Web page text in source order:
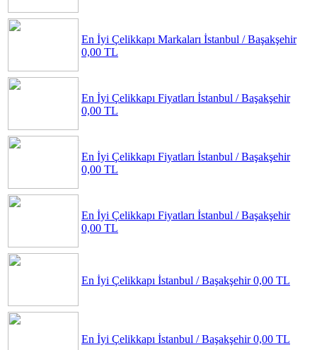
En İyi Çelikkapı Markaları İstanbul / Başakşehir
0,00 TL
En İyi Çelikkapı Fiyatları İstanbul / Başakşehir
0,00 TL
En İyi Çelikkapı Fiyatları İstanbul / Başakşehir
0,00 TL
En İyi Çelikkapı Fiyatları İstanbul / Başakşehir
0,00 TL
En İyi Çelikkapı İstanbul / Başakşehir 0,00 TL
En İyi Çelikkapı İstanbul / Başakşehir 0,00 TL